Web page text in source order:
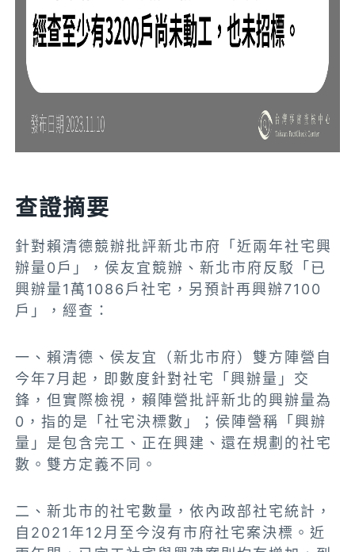
查證摘要
針對賴清德競辦批評新北市府「近兩年社宅興
辦量0戶」，侯友宜競辦、新北市府反駁「已
興辦量1萬1086戶社宅，另預計再興辦7100
戶」，經查：
一、賴清德、侯友宜（新北市府）雙方陣營自
今年7月起，即數度針對社宅「興辦量」交
鋒，但實際檢視，賴陣營批評新北的興辦量為
0，指的是「社宅決標數」；侯陣營稱「興辦
量」是包含完工、正在興建、還在規劃的社宅
數。雙方定義不同。
二、新北市的社宅數量，依內政部社宅統計，
自2021年12月至今沒有市府社宅案決標。近